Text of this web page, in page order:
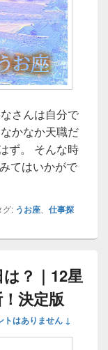
さんは自分で
かなか天職だ
ず。 そんな時
てはいかがで
座の天職☆あなた
グ: うお座
仕事探
？｜12星
決定版
トはありません ↓